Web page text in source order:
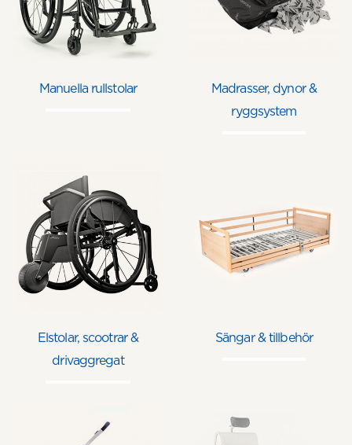
Manuella rullstolar
Madrasser, dynor &
ryggsystem
Elstolar, scootrar &
drivaggregat
Sängar & tillbehör